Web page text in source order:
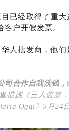
已经取得了重
客户开假发票。
人批发商，他
司合作自我洗钱，
措施（三人监禁
Oggi》5月24